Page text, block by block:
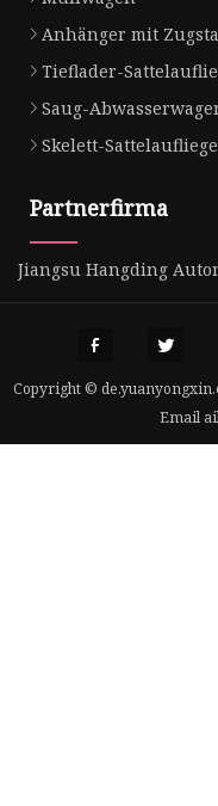
Anhänger mit
Tieflader-
Saug-
Skelett-
Partnerfirma
Jiangsu Hangding
Copyright ©
Email